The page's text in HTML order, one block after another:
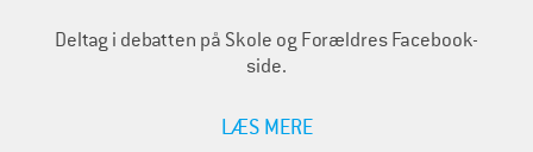
Deltag i debatten på Skole og Forældres Facebook-
side.
LÆS MERE